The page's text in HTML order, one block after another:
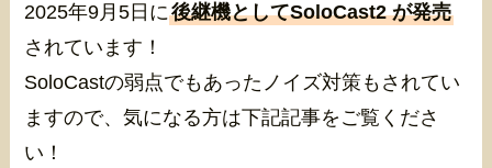
2025年9月5日に後継機としてSoloCast2 が発売
されています！
SoloCastの弱点でもあったノイズ対策もされてい
ますので、気になる方は下記記事をご覧くださ
い！